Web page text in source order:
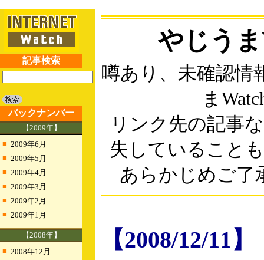
記事検索
バックナンバー
【2009年】
■ 2009年6月
■ 2009年5月
■ 2009年4月
■ 2009年3月
■ 2009年2月
■ 2009年1月
【2008年】
■ 2008年12月
やじう
噂あり、未確認情
ま
リンク先の記事
失していること
あらかじめご了
【2008/12/11】